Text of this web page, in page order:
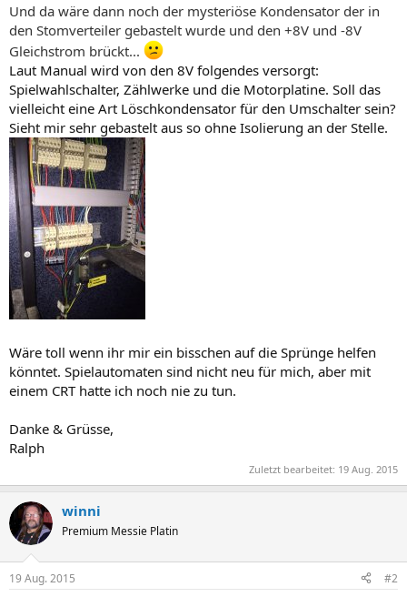
Und da wäre dann noch der mysteriöse Kondensator der in
den Stomverteiler gebastelt wurde und den +8V und -8V
Gleichstrom brückt...
Laut Manual wird von den 8V folgendes versorgt:
Spielwahlschalter, Zählwerke und die Motorplatine. Soll das
vielleicht eine Art Löschkondensator für den Umschalter sein?
Sieht mir sehr gebastelt aus so ohne Isolierung an der Stelle.
Wäre toll wenn ihr mir ein bisschen auf die Sprünge helfen
könntet. Spielautomaten sind nicht neu für mich, aber mit
einem CRT hatte ich noch nie zu tun.
Danke & Grüsse,
Ralph
Zuletzt bearbeitet: 19 Aug. 2015
winni
Premium Messie Platin
19 Aug. 2015 #2